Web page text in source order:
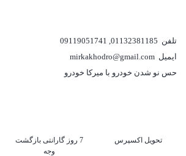
تلفن 01132381185
09119051741
ایمیل mirkakhodro@gmail.com
حس نو شدن خودرو با میرکا خودرو
تحویل اکسپرس
7 روز گارانتی بازگشت
وجه